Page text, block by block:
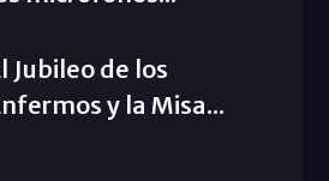
Jubileo de los
y la Misa...